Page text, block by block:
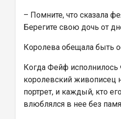
– Помните, что сказала
Берегите свою дочь от
Королева обещала быть
Когда Фейф исполнилось
королевский живописец
портрет, и каждый, кто
влюблялся в нее без